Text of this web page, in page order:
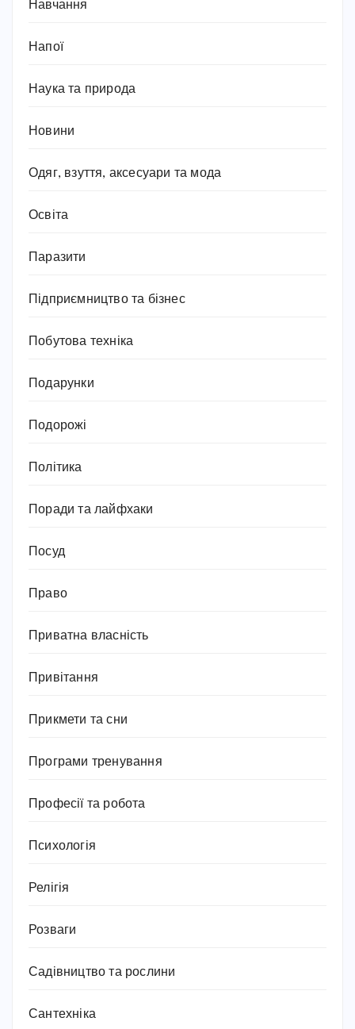
Навчання
Напої
Наука та природа
Новини
Одяг, взуття, аксесуари та мода
Освіта
Паразити
Підприємництво та бізнес
Побутова техніка
Подарунки
Подорожі
Політика
Поради та лайфхаки
Посуд
Право
Приватна власність
Привітання
Прикмети та сни
Програми тренування
Професії та робота
Психологія
Релігія
Розваги
Садівництво та рослини
Сантехніка